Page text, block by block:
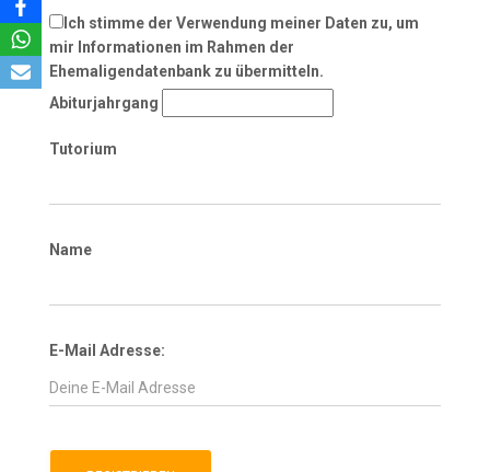
Ich stimme der Verwendung meiner Daten zu, um
mir Informationen im Rahmen der
Ehemaligendatenbank zu übermitteln.
Abiturjahrgang
Tutorium
Name
E-Mail Adresse: